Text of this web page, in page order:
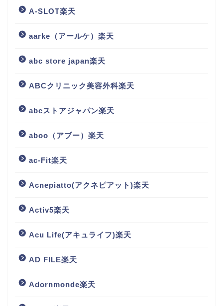
A-SLOT楽天
aarke（アールケ）楽天
abc store japan楽天
ABCクリニック美容外科楽天
abcストアジャパン楽天
aboo（アブー）楽天
ac-Fit楽天
Acnepiatto(アクネピアット)楽天
Activ5楽天
Acu Life(アキュライフ)楽天
AD FILE楽天
Adornmonde楽天